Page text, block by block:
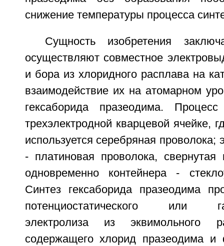
снижение температуры процесса
Сущность изобретения
осуществляют совместное
и бора из хлоридного расплава на
взаимодействие их на атомарном
гексаборида празеодима.
трехэлектродной кварцевой ячейке,
используется серебряная проволока;
- платиновая проволока,
одновременно контейнера -
Синтез гексаборида празеодима
потенциостатического или
электролиза из эквимольного
содержащего хлорид празеодима и